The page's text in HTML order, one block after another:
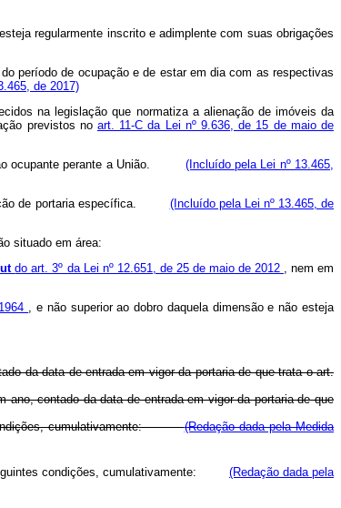
regularmente inscrito e adimplente com suas obrigações
período de ocupação e de estar em dia com as respectivas
de 2017)
na legislação que normatiza a alienação de imóveis da
previstos no art. 11-C da Lei nº 9.636, de 15 de maio de
ao ocupante perante a União. (Incluído pela Lei nº 13.465,
de portaria específica. (Incluído pela Lei nº 13.465, de
situado em área:
do art. 3º da Lei nº 12.651, de 25 de maio de 2012 , nem em
, e não superior ao dobro daquela dimensão e não esteja
da data de entrada em vigor da portaria de que trata o art.
contado da data de entrada em vigor da portaria de que
condições, cumulativamente:(Redação dada pela Medida
seguintes condições, cumulativamente: (Redação dada pela